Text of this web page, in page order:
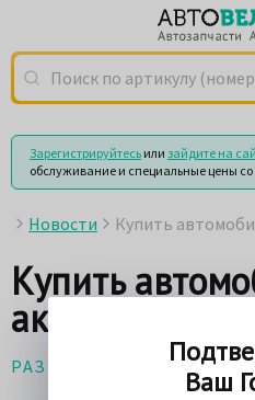
Поиск по артикулу (номеру
Зарегистрируйтесь или зайдите на
обслуживание и специальные цены
Новости Купить
Купить
аккумулятор в
РАЗНОЕ 29 ноября 2017
Ваш